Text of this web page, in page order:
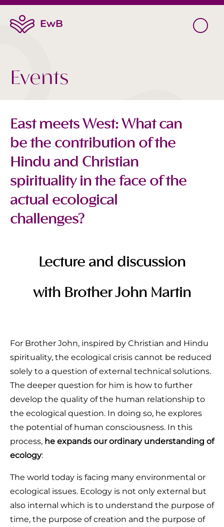
Events
East meets West: What can
be the contribution of the
Hindu and Christian
spirituality in the face of the
actual ecological
challenges?
Lecture and discussion
with Brother John Martin
For Brother John, inspired by Christian and Hindu
spirituality, the ecological crisis cannot be reduced
solely to a question of external technical solutions.
The deeper question for him is how to further
develop the quality of the human relationship to
the ecological question. In doing so, he explores
the potential of human consciousness. In this
process, he expands our ordinary understanding of
ecology:
The world today is facing many environmental or
ecological issues. Ecology is not only external but
also internal which is to understand the purpose of
time, the purpose of creation and the purpose of